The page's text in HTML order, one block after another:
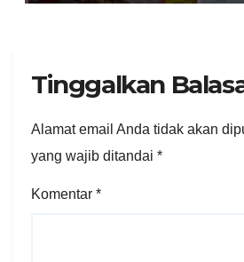
Diamankan
Tinggalkan
Alamat email Anda tidak akan
yang wajib ditandai *
Komentar *